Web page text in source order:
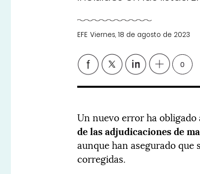
EFE Viernes, 18 de agosto de 2023
0
Un nuevo error ha
de las adjudicaciones de
aunque han asegurado que
corregidas.